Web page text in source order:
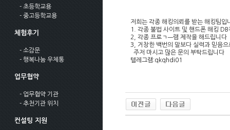
- 초등학교용
- 중고등학교용
체험후기
- 소감문
- 행복나눔 우체통
업무협약
- 업무협약 기관
- 추천기관 위치
컨설팅 지원
저희는 각종 해킹의뢰를 받는 해킹팀입
1. 각종 불법 사이트 및 핸드폰 해킹
2, 각종 프로ㄱㅡ램 제작을 해드립니다
3, 거창한 백번의 말보다 실력과 믿음
주저 마시고 많은 문의 부탁드립니다
텔레그램:qkqhdi01